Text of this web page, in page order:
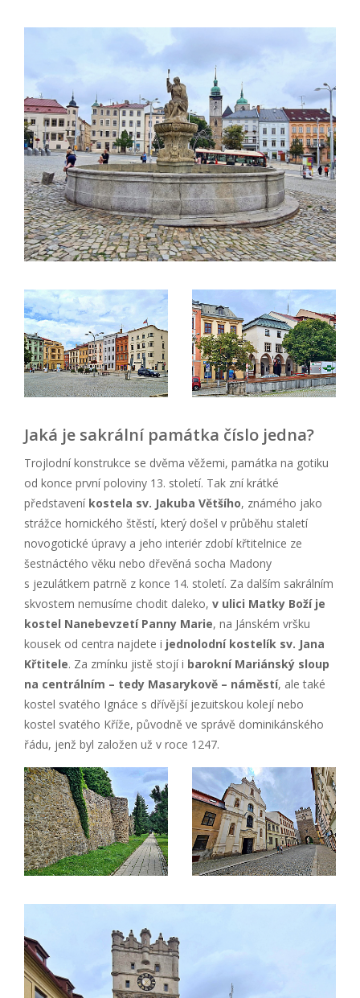
Jaká je sakrální památka číslo jedna?
Trojlodní konstrukce se dvěma věžemi, památka na gotiku
od konce první poloviny 13. století. Tak zní krátké
představeníkostela sv. Jakuba Většího, známého jako
strážce hornického štěstí, který došel v průběhu staletí
novogotické úpravy a jeho interiér zdobí křtitelnice ze
šestnáctého věku nebo dřevěná socha Madony
s jezulátkem patrně z konce 14. století. Za dalším sakrálním
skvostem nemusíme chodit daleko, v ulici Matky Boží je
kostel Nanebevzetí Panny Marie, na Jánském vršku
kousek od centra najdete i jednolodní kostelík sv. Jana
Křtitele. Za zmínku jistě stojí i barokní Mariánský sloup
na centrálním – tedy Masarykově – náměstí, ale také
kostel svatého Ignáce s dřívější jezuitskou kolejí nebo
kostel svatého Kříže, původně ve správě dominikánského
řádu, jenž byl založen už v roce 1247.